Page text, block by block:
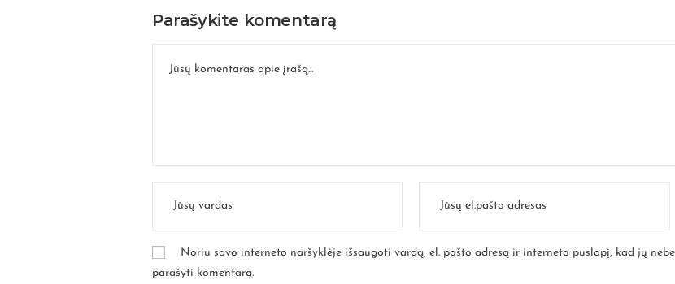
Parašykite komentarą
Noriu savo interneto naršyklėje išsaugoti vardą, el. pašto adresą ir interneto puslapį, kad jų
parašyti komentarą.